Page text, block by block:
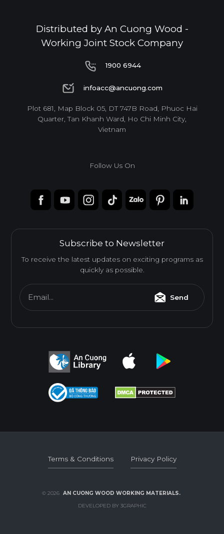
Distributed by An Cuong Wood -
Working Joint Stock Company
1900 6944
1900 6944
infoacc@ancuong.com
infoacc@ancuong.com
Plot 681, Map Block 05, DT 747B Road, Phuoc Hai
Quarter, Tan Khanh Ward, Ho Chi Minh City,
Vietnam
Follow Us On
Subscribe to Newsletter
To receive the latest updates on exciting programs as
quickly as possible.
Email... Send
Terms & Conditions Privacy Policy
© 2026 AN CUONG WOOD WORKING MATERIALS.
DEVELOPED BY 3GRAPHIC